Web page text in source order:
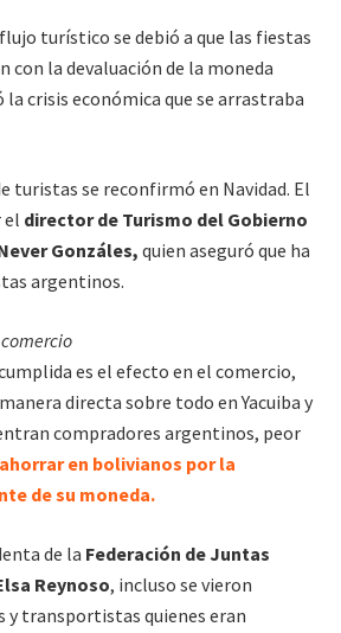
turístico se debió a que las fiestas
con la devaluación de la moneda
crisis económica que se arrastraba
turistas se reconfirmó en Navidad. El
el director de Turismo del Gobierno
Gonzáles, quien aseguró que ha
argentinos.
es el efecto en el comercio,
directa sobre todo en Yacuiba y
compradores argentinos, peor
en bolivianos por la
de su moneda.
de la Federación de Juntas
Reynoso, incluso se vieron
y transportistas quienes eran